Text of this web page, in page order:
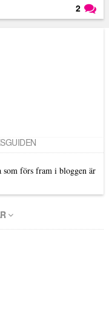
2
som förs fram i bloggen är